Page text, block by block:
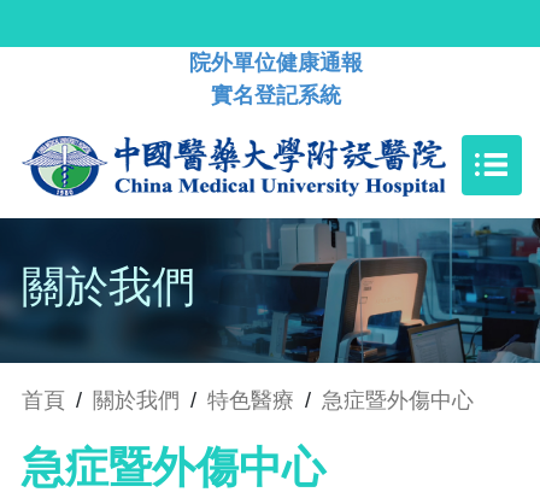
院外單位健康通報
實名登記系統
關於我們
首頁 / 關於我們 / 特色醫療 / 急症暨外傷中心
急症暨外傷中心